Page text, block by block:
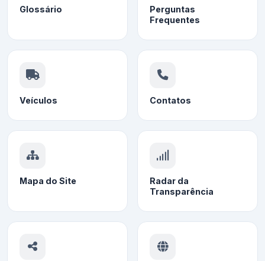
Glossário
Perguntas
Frequentes
Veículos Contatos
Mapa do Site
Radar da
Transparência